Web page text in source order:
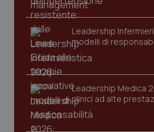
Leadership
modelli di
Leadership Medica
clinici ad alte
CookieScriptConsent